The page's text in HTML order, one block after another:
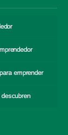
emprender